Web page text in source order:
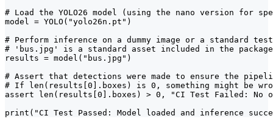
# Load the YOLO26 model (using the nano version for
model = YOLO("yolo26n.pt")
# Perform inference on a dummy image or a standard
# 'bus.jpg' is a standard asset included in the package
results = model("bus.jpg")
# Assert that detections were made to ensure the
# If len(results[0].boxes) is 0, something might be
assert len(results[0].boxes) > 0, "CI Test Failed: No
print("CI Test Passed: Model loaded and inference